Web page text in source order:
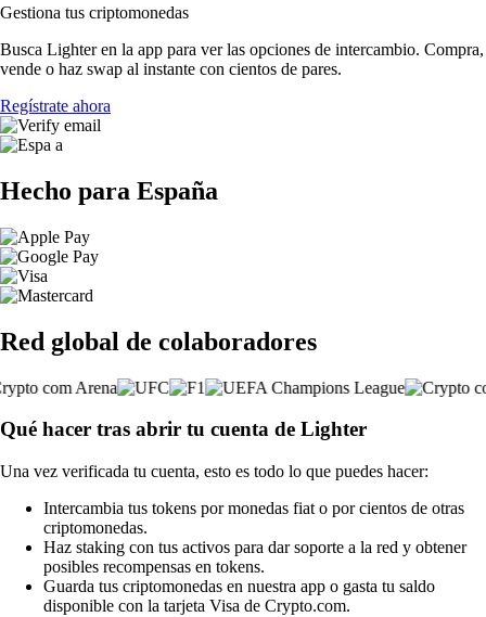
Gestiona tus criptomonedas
Busca Lighter en la app para ver las opciones de intercambio. Compra,
vende o haz swap al instante con cientos de pares.
Regístrate ahora
Hecho para España
Red global de colaboradores
Qué hacer tras abrir tu cuenta de Lighter
Una vez verificada tu cuenta, esto es todo lo que puedes hacer:
Intercambia tus tokens por monedas fiat o por cientos de otras
criptomonedas.
Haz staking con tus activos para dar soporte a la red y obtener
posibles recompensas en tokens.
Guarda tus criptomonedas en nuestra app o gasta tu saldo
disponible con la tarjeta Visa de Crypto.com.